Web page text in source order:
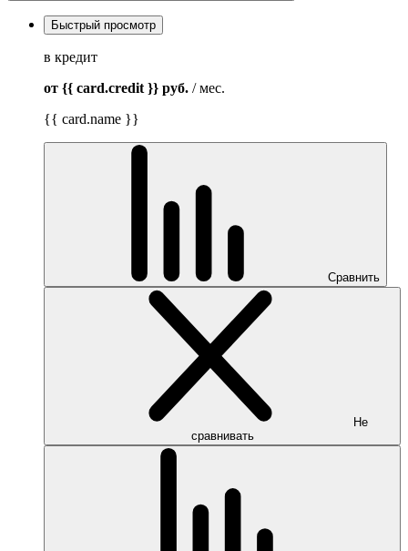
Быстрый просмотр
в кредит
от {{ card.credit }} руб. / мес.
{{ card.name }}
Сравнить
Не
сравнивать